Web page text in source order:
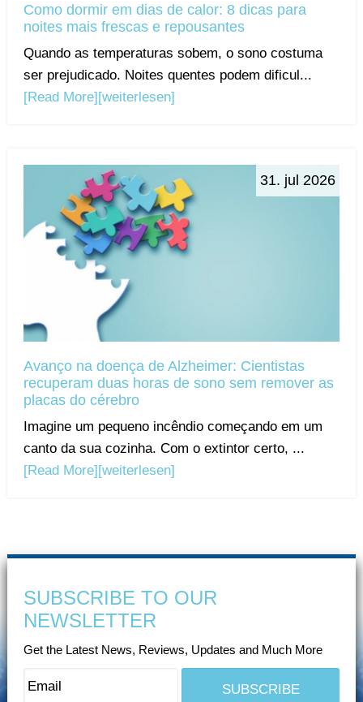
Como dormir em dias de calor: 8 dicas para
noites mais frescas e repousantes
Quando as temperaturas sobem, o sono costuma
ser prejudicado. Noites quentes podem dificul...
[Read More][weiterlesen]
31. jul 2026
Avanço na doença de Alzheimer: Cientistas
recuperam duas horas de sono sem remover as
placas do cérebro
Imagine um pequeno incêndio começando em um
canto da sua cozinha. Com o extintor certo, ...
[Read More][weiterlesen]
SUBSCRIBE TO OUR
NEWSLETTER
Get the Latest News, Reviews, Updates and Much More